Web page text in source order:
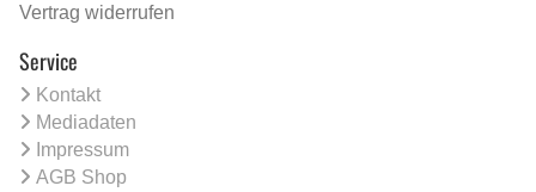
Vertrag widerrufen
Service
Kontakt
Mediadaten
Impressum
AGB Shop